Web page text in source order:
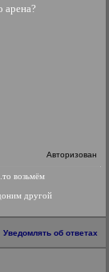
арена?
Авторизован
возьмём
другой
Уведомлять об ответах